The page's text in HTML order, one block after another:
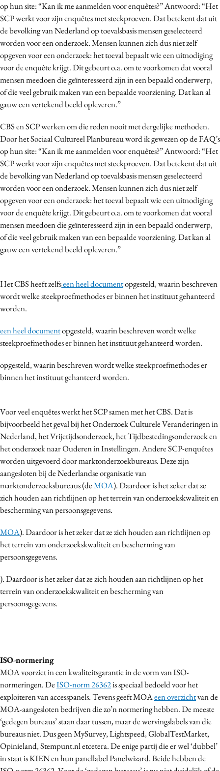
op hun site: “Kan ik me aanmelden voor enquêtes?” Antwoord: “Het
SCP werkt voor zijn enquêtes met steekproeven. Dat betekent dat uit
de bevolking van Nederland op toevalsbasis mensen geselecteerd
worden voor een onderzoek. Mensen kunnen zich dus niet zelf
opgeven voor een onderzoek: het toeval bepaalt wie een uitnodiging
voor de enquête krijgt. Dit gebeurt o.a. om te voorkomen dat vooral
mensen meedoen die geïnteresseerd zijn in een bepaald onderwerp,
of die veel gebruik maken van een bepaalde voorziening. Dat kan al
gauw een vertekend beeld opleveren.”
CBS en SCP werken om die reden nooit met dergelijke methoden.
Door het Sociaal Cultureel Planbureau word ik gewezen op de FAQ’s
op hun site: “Kan ik me aanmelden voor enquêtes?” Antwoord: “Het
SCP werkt voor zijn enquêtes met steekproeven. Dat betekent dat uit
de bevolking van Nederland op toevalsbasis mensen geselecteerd
worden voor een onderzoek. Mensen kunnen zich dus niet zelf
opgeven voor een onderzoek: het toeval bepaalt wie een uitnodiging
voor de enquête krijgt. Dit gebeurt o.a. om te voorkomen dat vooral
mensen meedoen die geïnteresseerd zijn in een bepaald onderwerp,
of die veel gebruik maken van een bepaalde voorziening. Dat kan al
gauw een vertekend beeld opleveren.”
Het CBS heeft zelfseen heel documentopgesteld, waarin beschreven
wordt welke steekproefmethodes er binnen het instituut gehanteerd
worden.
een heel documentopgesteld, waarin beschreven wordt welke
steekproefmethodes er binnen het instituut gehanteerd worden.
opgesteld, waarin beschreven wordt welke steekproefmethodes er
binnen het instituut gehanteerd worden.
Voor veel enquêtes werkt het SCP samen met het CBS. Dat is
bijvoorbeeld het geval bij het Onderzoek Culturele Veranderingen in
Nederland, het Vrijetijdsonderzoek, het Tijdbestedingsonderzoek en
het onderzoek naar Ouderen in Instellingen. Andere SCP-enquêtes
worden uitgevoerd door marktonderzoekbureaus. Deze zijn
aangesloten bij de Nederlandse organisatie van
marktonderzoeksbureaus (deMOA). Daardoor is het zeker dat ze
zich houden aan richtlijnen op het terrein van onderzoekskwaliteit en
bescherming van persoonsgegevens.
MOA). Daardoor is het zeker dat ze zich houden aan richtlijnen op
het terrein van onderzoekskwaliteit en bescherming van
persoonsgegevens.
). Daardoor is het zeker dat ze zich houden aan richtlijnen op het
terrein van onderzoekskwaliteit en bescherming van
persoonsgegevens.
ISO-normering
MOA voorziet in een kwaliteitsgarantie in de vorm van ISO-
normeringen. DeISO-norm 26362is speciaal bedoeld voor het
exploiteren van accesspanels. Tevens geeft MOAeen overzichtvan de
MOA-aangesloten bedrijven die zo’n normering hebben. De meeste
‘gedegen bureaus’ staan daar tussen, maar de wervingslabels van die
bureaus niet. Dus geen MySurvey, Lightspeed, GlobalTestMarket,
Opinieland, Stempunt.nl etcetera. De enige partij die er wel ‘dubbel’
in staat is KIEN en hun panellabel Panelwizard. Beide hebben de